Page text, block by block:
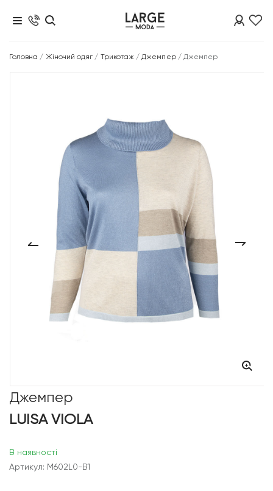
Головна / Жіночий одяг / Трикотаж /Джемпер/ Джемпер
Джемпер
LUISA VIOLA
В наявності
Артикул: M602L0-B1